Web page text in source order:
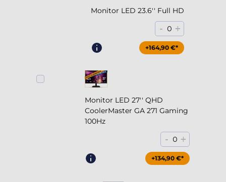
Monitor LED 23.6'' Full HD
- 0 +
+164,90 €*
Monitor LED 27'' QHD
CoolerMaster GA 271 Gaming
100Hz
- 0 +
+204,90 €*
+134,90 €*